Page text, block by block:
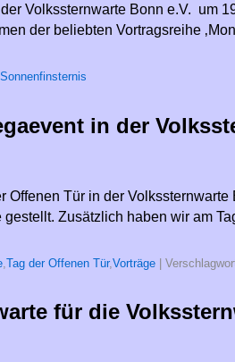
Volkssternwarte Bonn e.V. um
der beliebten Vortragsreihe
Sonnenfinsternis
in der
Tür in der
Zusätzlich haben wir am
Tag der Offenen Tür, Vorträge |
für die